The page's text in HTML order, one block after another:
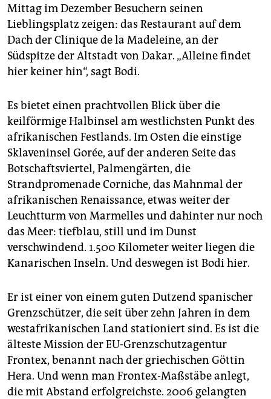
Mittag im Dezember Besuchern seinen
Lieblingsplatz zeigen: das Restaurant auf dem
Dach der Clinique de la Madeleine, an der
Südspitze der Altstadt von Dakar. „Alleine findet
hier keiner hin“, sagt Bodi.
Es bietet einen prachtvollen Blick über die
keilförmige Halbinsel am westlichsten Punkt des
afrikanischen Festlands. Im Osten die einstige
Sklaveninsel Gorée, auf der anderen Seite das
Botschaftsviertel, Palmengärten, die
Strandpromenade Corniche, das Mahnmal der
afrikanischen Renaissance, etwas weiter der
Leuchtturm von Marmelles und dahinter nur noch
das Meer: tiefblau, still und im Dunst
verschwindend. 1.500 Kilometer weiter liegen die
Kanarischen Inseln. Und deswegen ist Bodi hier.
Er ist einer von einem guten Dutzend spanischer
Grenzschützer, die seit über zehn Jahren in dem
westafrikanischen Land stationiert sind. Es ist die
älteste Mission der EU-Grenzschutzagentur
Frontex, benannt nach der griechischen Göttin
Hera. Und wenn man Frontex-Maßstäbe anlegt,
die mit Abstand erfolgreichste. 2006 gelangten